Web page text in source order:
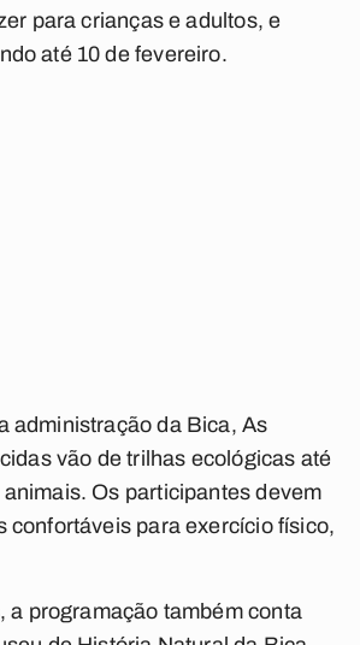
para crianças e adultos, e
até 10 de fevereiro.
administração da Bica, As
vão de trilhas ecológicas até
Os participantes devem
confortáveis para exercício físico,
a programação também conta